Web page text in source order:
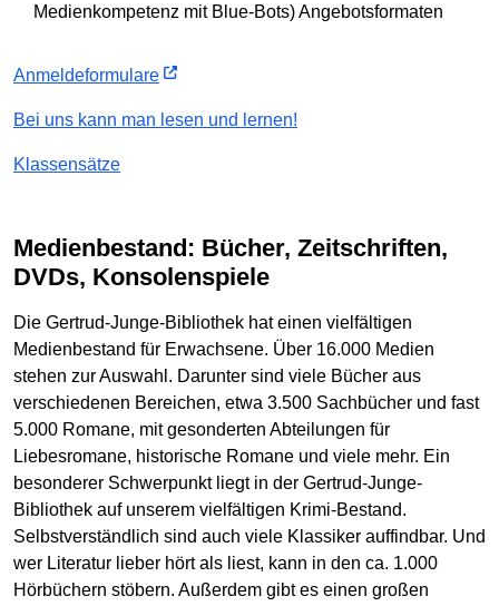
Medienkompetenz mit Blue-Bots) Angebotsformaten
Anmeldeformulare
Bei uns kann man lesen und lernen!
Klassensätze
Medienbestand: Bücher, Zeitschriften,
DVDs, Konsolenspiele
Die Gertrud-Junge-Bibliothek hat einen vielfältigen
Medienbestand für Erwachsene. Über 16.000 Medien
stehen zur Auswahl. Darunter sind viele Bücher aus
verschiedenen Bereichen, etwa 3.500 Sachbücher und fast
5.000 Romane, mit gesonderten Abteilungen für
Liebesromane, historische Romane und viele mehr. Ein
besonderer Schwerpunkt liegt in der Gertrud-Junge-
Bibliothek auf unserem vielfältigen Krimi-Bestand.
Selbstverständlich sind auch viele Klassiker auffindbar. Und
wer Literatur lieber hört als liest, kann in den ca. 1.000
Hörbüchern stöbern. Außerdem gibt es einen großen